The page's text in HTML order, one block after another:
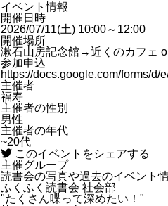
イベント情報
開催日時
2026/07/11(土) 10:00～12:00
開催場所
漱石山房記念館→近くのカフェ
参加申込
https://docs.google.com/forms/
主催者
福寿
主催者の性別
男性
主催者の年代
~20代
このイベントをシェアする
主催グループ
読書会の写真や過去のイベント
ふくふく読書会 社会部
"たくさん喋って深めたい！"